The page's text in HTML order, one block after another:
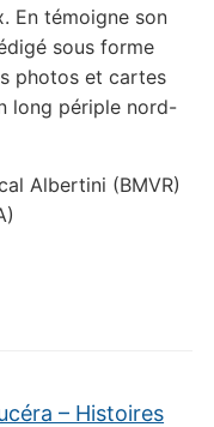
En témoigne son
sous forme
photos et cartes
long périple nord-
Albertini (BMVR)
– Histoires